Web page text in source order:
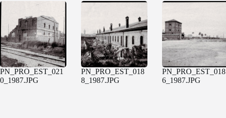
PN_PRO_EST_021
0_1987.JPG
PN_PRO_EST_018
8_1987.JPG
PN_PRO_EST_018
6_1987.JPG